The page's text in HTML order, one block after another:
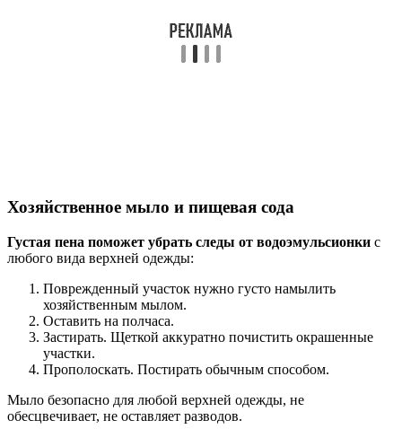
Хозяйственное мыло и пищевая сода
Густая пена поможет убрать следы от водоэмульсионки с
любого вида верхней одежды:
Поврежденный участок нужно густо намылить
хозяйственным мылом.
Оставить на полчаса.
Застирать. Щеткой аккуратно почистить окрашенные
участки.
Прополоскать. Постирать обычным способом.
Мыло безопасно для любой верхней одежды, не
обесцвечивает, не оставляет разводов.